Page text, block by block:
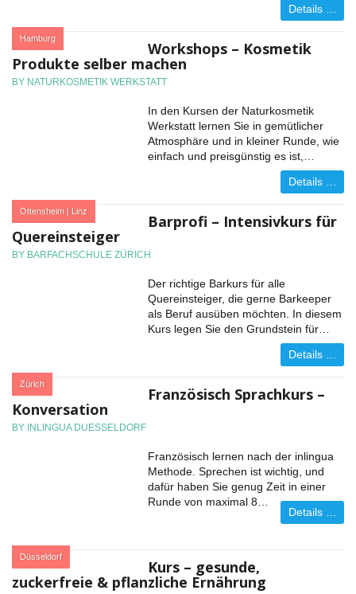
Hamburg
Details …
Workshops – Kosmetik
Produkte selber machen
BY NATURKOSMETIK WERKSTATT
Ottensheim | Linz
In den Kursen der Naturkosmetik
Werkstatt lernen Sie in gemütlicher
Atmosphäre und in kleiner Runde, wie
einfach und preisgünstig es ist,…
Details …
Barprofi – Intensivkurs für
Quereinsteiger
BY BARFACHSCHULE ZÜRICH
Zürich
Der richtige Barkurs für alle
Quereinsteiger, die gerne Barkeeper
als Beruf ausüben möchten. In diesem
Kurs legen Sie den Grundstein für…
Details …
Französisch Sprachkurs –
Konversation
BY INLINGUA DUESSELDORF
Düsseldorf
Französisch lernen nach der inlingua
Methode. Sprechen ist wichtig, und
dafür haben Sie genug Zeit in einer
Runde von maximal 8…
Details …
Kurs – gesunde,
zuckerfreie & pflanzliche Ernährung